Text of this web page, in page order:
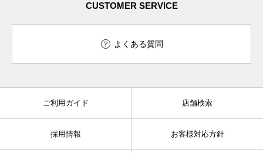
CUSTOMER SERVICE
よくある質問
ご利用ガイド 店舗検索
採用情報 お客様対応方針